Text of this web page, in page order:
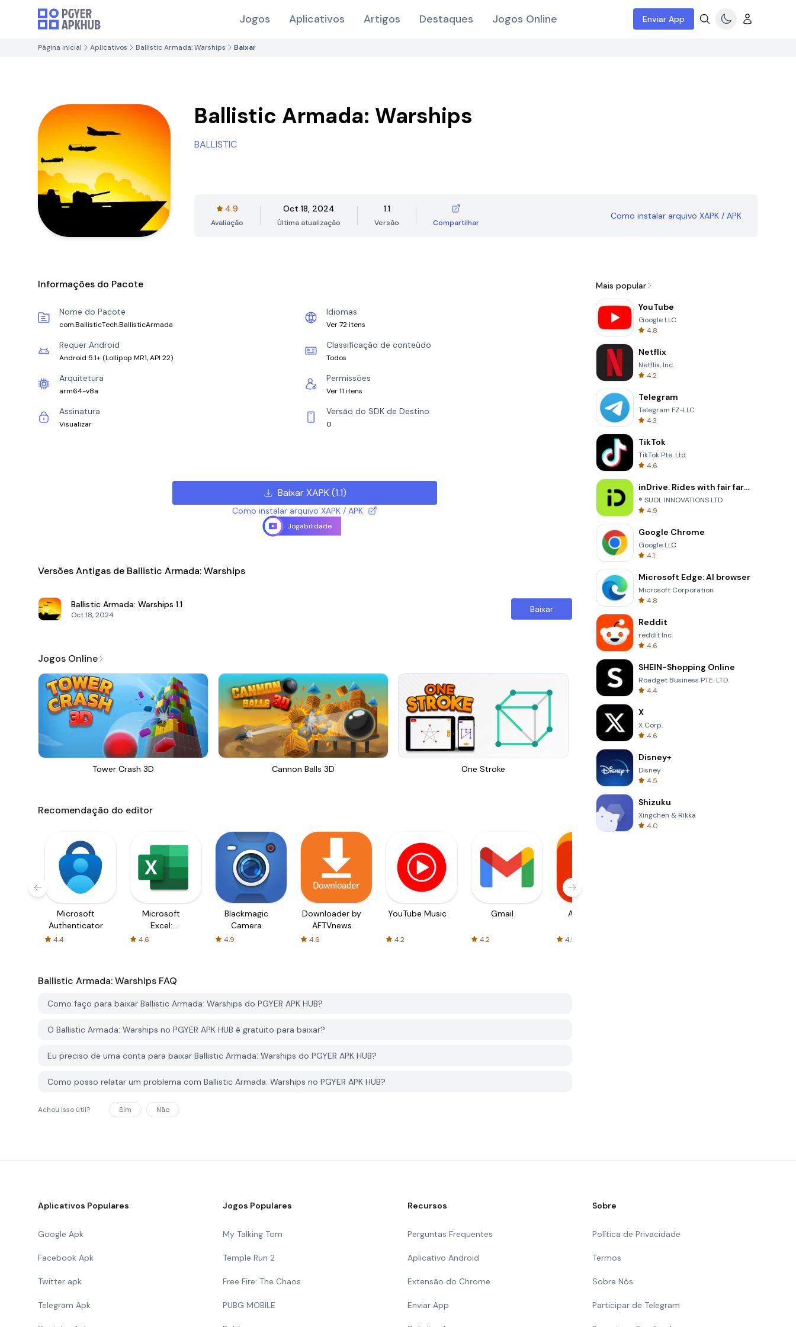
Jogos Aplicativos Artigos Destaques Jogos Online Enviar App
Página inicial Aplicativos Ballistic Armada: Warships Baixar
Ballistic Armada: Warships
BALLISTIC
4.9
Avaliação
Oct 18, 2024
Última atualização
1.1
Versão Compartilhar
Como instalar arquivo XAPK / APK
Informações do Pacote
Nome do Pacote
com.BallisticTech.BallisticArmada
Idiomas
Ver 72 itens
Requer Android
Android 5.1+ (Lollipop MR1, API 22)
Classificação de conteúdo
Todos
Arquitetura
arm64-v8a
Permissões
Ver 11 itens
Assinatura
Visualizar
Versão do SDK de Destino
0
Baixar XAPK(1.1)
Como instalar arquivo XAPK / APK
Jogabilidade
Versões Antigas de Ballistic Armada: Warships
Ballistic Armada: Warships 1.1
Oct 18, 2024
Baixar
Jogos Online
Tower Crash 3D Cannon Balls 3D One Stroke Skip Card
Recomendação do editor
Microsoft
Authenticator
4.4
Microsoft
Excel:
Spreadsheets
4.6
Blackmagic
Camera
4.9
Downloader by
AFTVnews
4.6
YouTube Music
4.2
Gmail
4.2
AliExpress
4.5
Ballistic Armada: Warships FAQ
Como faço para baixar Ballistic Armada: Warships do PGYER APK HUB?
O Ballistic Armada: Warships no PGYER APK HUB é gratuito para baixar?
Eu preciso de uma conta para baixar Ballistic Armada: Warships do PGYER APK HUB?
Como posso relatar um problema com Ballistic Armada: Warships no PGYER APK HUB?
Achou isso útil? Sim Não
Mais popular
YouTube
Google LLC
4.8
Netflix
Netflix, Inc.
4.2
Telegram
Telegram FZ-LLC
4.3
TikTok
TikTok Pte. Ltd.
4.6
inDrive. Rides with fair fares
® SUOL INNOVATIONS LTD
4.9
Google Chrome
Google LLC
4.1
Microsoft Edge: AI browser
Microsoft Corporation
4.8
Reddit
reddit Inc.
4.6
SHEIN-Shopping Online
Roadget Business PTE. LTD.
4.4
X
X Corp.
4.6
Disney+
Disney
4.5
Shizuku
Xingchen & Rikka
4.0
Aplicativos Populares
Google Apk
Facebook Apk
Twitter apk
Telegram Apk
Jogos Populares
My Talking Tom
Temple Run 2
Free Fire: The Chaos
PUBG MOBILE
Recursos
Perguntas Frequentes
Aplicativo Android
Extensão do Chrome
Enviar App
Sobre
Política de Privacidade
Termos
Sobre Nós
Participar de Telegram